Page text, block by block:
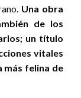
Una obra
de los
un título
vitales
más felina de